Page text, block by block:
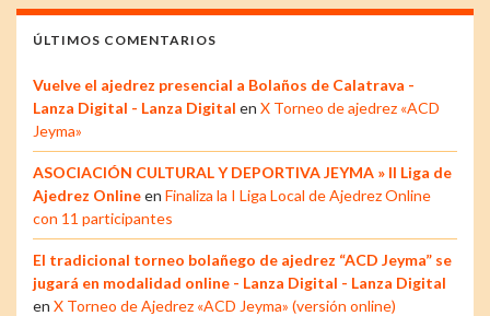
ÚLTIMOS COMENTARIOS
Vuelve el ajedrez presencial a Bolaños de Calatrava -
Lanza Digital - Lanza Digital en X Torneo de ajedrez «ACD
Jeyma»
ASOCIACIÓN CULTURAL Y DEPORTIVA JEYMA » II Liga de
Ajedrez Onlineen Finaliza la I Liga Local de Ajedrez Online
con 11 participantes
El tradicional torneo bolañego de ajedrez “ACD Jeyma” se
jugará en modalidad online - Lanza Digital - Lanza Digital
en X Torneo de Ajedrez «ACD Jeyma» (versión online)